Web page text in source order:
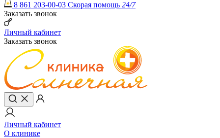
8 861 203-00-03 Скорая помощь 24/7
Заказать звонок
Личный кабинет
Заказать звонок
Личный кабинет
О клинике